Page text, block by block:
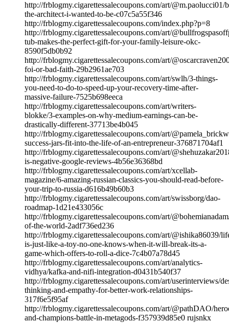
http://frblogmy.cigarettessalecoupons.com/art/@m.paolucci01/
the-architect-i-wanted-to-be-c07c5a55f346
http://frblogmy.cigarettessalecoupons.com/index.php?p=8
http://frblogmy.cigarettessalecoupons.com/art/
tub-makes-the-perfect-gift-for-your-family-leisure-okc-
8590f5db0b92
http://frblogmy.cigarettessalecoupons.com/art/
foi-or-bad-faith-29b2961ae703
http://frblogmy.cigarettessalecoupons.com/art/swlh/3-things-
you-need-to-do-to-speed-up-your-recovery-time-after-
massive-failure-7525b698eeca
http://frblogmy.cigarettessalecoupons.com/art/writers-
blokke/3-examples-on-why-medium-earnings-can-be-
drastically-different-37713be4b045
http://frblogmy.cigarettessalecoupons.com/art/
success-jars-fit-into-the-life-of-an-entrepreneur-376871704af1
http://frblogmy.cigarettessalecoupons.com/art/
is-negative-google-reviews-4b56e36368bd
http://frblogmy.cigarettessalecoupons.com/art/xcellab-
magazine/6-amazing-russian-classics-you-should-read-before-
your-trip-to-russia-d616b49b60b3
http://frblogmy.cigarettessalecoupons.com/art/swissborg/dao-
roadmap-1d21e433056c
http://frblogmy.cigarettessalecoupons.com/art/
of-the-world-2adf736ed236
http://frblogmy.cigarettessalecoupons.com/art/@ishika86039/
is-just-like-a-toy-no-one-knows-when-it-will-break-its-a-
game-which-offers-to-roll-a-dice-7c4b07a78d45
http://frblogmy.cigarettessalecoupons.com/art/analytics-
vidhya/kafka-and-nifi-integration-d0431b540f37
http://frblogmy.cigarettessalecoupons.com/art/userinterviews/
thinking-and-empathy-for-better-work-relationships-
317f6e5f95af
http://frblogmy.cigarettessalecoupons.com/art/@pathDAO/
and-champions-battle-in-metagods-f357939d85e0 rujsnkx